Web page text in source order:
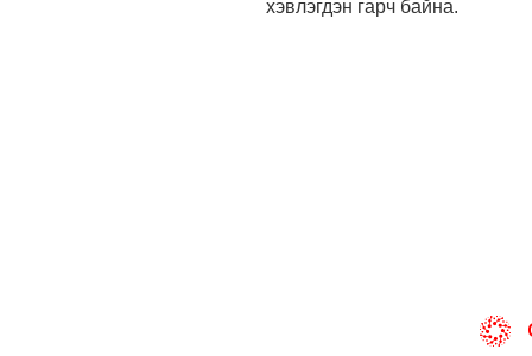
хэвлэгдэн гарч байна.